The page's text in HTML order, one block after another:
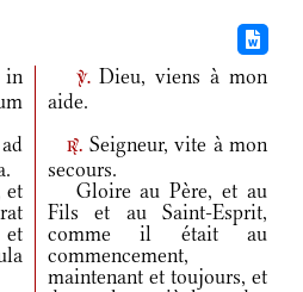
v.Dieu, viens à mon
aide.
r. Seigneur, vite à mon
secours.
et
Gloire au Père, et au
Fils et au Saint-Esprit,
comme il était au
commencement,
maintenant et toujours, et